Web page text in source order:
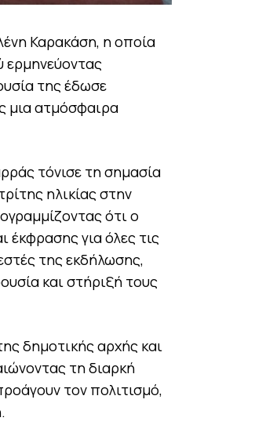
Καρακάση, η οποία
ερμηνεύοντας
της έδωσε
μια ατμόσφαιρα
τόνισε τη σημασία
ηλικίας στην
ότι ο
έκφρασης για όλες τις
της εκδήλωσης,
και στήριξή τους
δημοτικής αρχής και
τη διαρκή
τον πολιτισμό,